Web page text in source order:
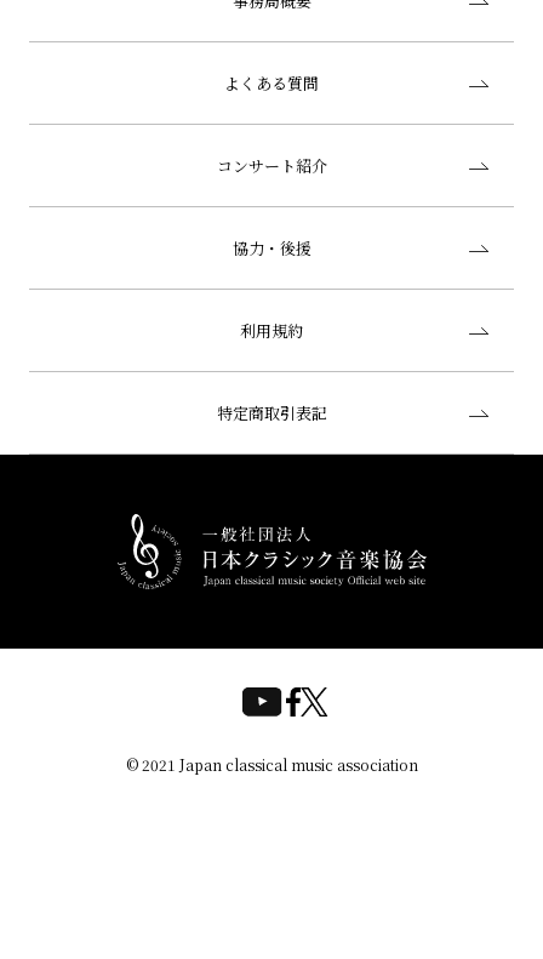
よくある質問
コンサート紹介
協力・後援
利用規約
特定商取引表記
© 2021 Japan classical music association